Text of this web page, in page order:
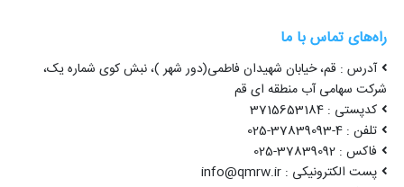
راه‌های تماس با ما
آدرس : قم، خیابان شهیدان فاطمی(دور شهر )، نبش کوی شماره یک،
شرکت سهامی آب منطقه ای قم
کدپستی : 3715653184
تلفن : 4-37839093-025
فاکس : 37839092-025
پست الکترونیکی : info@qmrw.ir